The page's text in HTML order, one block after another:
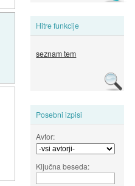
Hitre funkcije
seznam tem
Posebni izpisi
Avtor:
Ključna beseda: